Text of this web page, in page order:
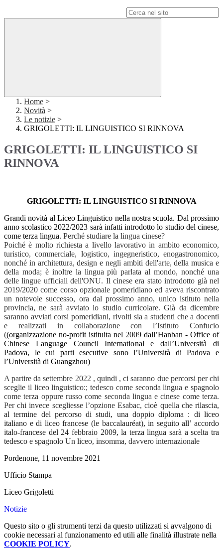
Home >
Novità >
Le notizie >
GRIGOLETTI: IL LINGUISTICO SI RINNOVA
GRIGOLETTI: IL LINGUISTICO SI
RINNOVA
GRIGOLETTI: IL LINGUISTICO SI RINNOVA
Grandi novità al Liceo Linguistico nella nostra scuola. Dal prossimo
anno scolastico 2022/2023 sarà infatti introdotto lo studio del cinese,
come terza lingua. Perché studiare la lingua cinese?
Poiché è molto richiesta a livello lavorativo in ambito economico,
turistico, commerciale, logistico, ingegneristico, enogastronomico,
nonché in architettura, design e negli ambiti dell'arte, della musica e
della moda; è inoltre la lingua più parlata al mondo, nonché una
delle lingue ufficiali dell'ONU. Il cinese era stato introdotto già nel
2019/2020 come corso opzionale pomeridiano ed aveva riscontrato
un notevole successo, ora dal prossimo anno, unico istituto nella
provincia, ne sarà avviato lo studio curricolare. Già da dicembre
saranno avviati corsi pomeridiani, rivolti sia a studenti che a docenti
e realizzati in collaborazione con l’Istituto Confucio
((organizzazione no-profit istituita nel 2009 dall’Hanban - Office of
Chinese Language Council International e dall’Università di
Padova, le cui parti esecutive sono l’Università di Padova e
l’Università di Guangzhou)
A partire da settembre 2022 , quindi , ci saranno due percorsi per chi
sceglie il liceo linguistico:; tedesco come seconda lingua e spagnolo
come terza oppure russo come seconda lingua e cinese come terza.
Per chi invece scegliesse l’opzione Esabac, cioè quella che rilascia,
al termine del percorso di studi, una doppio diploma : di liceo
italiano e di liceo francese (le baccalauréat), in seguito all’ accordo
italo-francese del 24 febbraio 2009, la terza lingua sarà a scelta tra
tedesco e spagnolo Un liceo, insomma, davvero internazionale
Pordenone, 11 novembre 2021
Ufficio Stampa
Liceo Grigoletti
Notizie
Questo sito o gli strumenti terzi da questo utilizzati si avvalgono di
cookie necessari al funzionamento ed utili alle finalità illustrate nella
COOKIE POLICY.